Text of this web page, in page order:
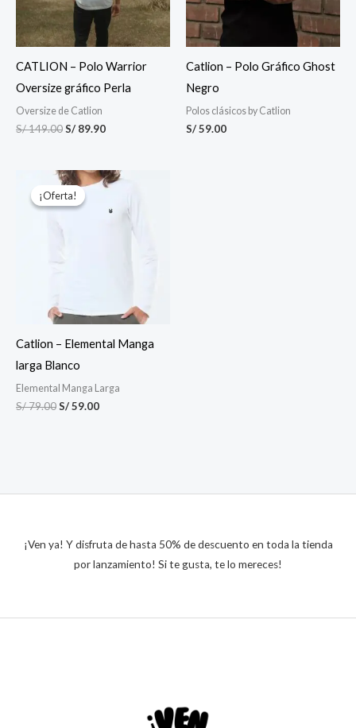
CATLION – Polo Warrior
Oversize gráfico Perla
Oversize de Catlion
S/149.00S/ 89.90
Catlion – Polo Gráfico Ghost
Negro
Polos clásicos by Catlion
S/59.00
¡Oferta!
¡Oferta!
Catlion – Elemental Manga
larga Blanco
Elemental Manga Larga
S/79.00
El
precio
original
S/ 79.00.
S/59.00
El
precio
es:
S/ 59.00.
¡Ven ya! Y disfruta de hasta 50% de descuento en toda la tienda
por lanzamiento! Si te gusta, te lo mereces!